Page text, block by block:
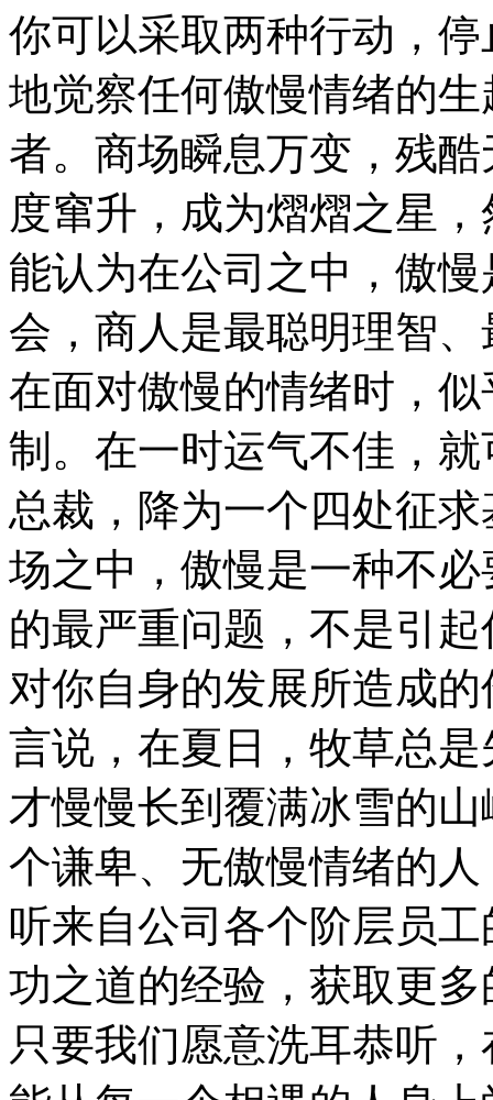
你可以采取两种行动，
地觉察任何傲慢情绪的
者。商场瞬息万变，残
度窜升，成为熠熠之星
能认为在公司之中，傲
会，商人是最聪明理智
在面对傲慢的情绪时，
制。在一时运气不佳，
总裁，降为一个四处征
场之中，傲慢是一种不
的最严重问题，不是引
对你自身的发展所造成
言说，在夏日，牧草总
才慢慢长到覆满冰雪的
个谦卑、无傲慢情绪的
听来自公司各个阶层员
功之道的经验，获取更
只要我们愿意洗耳恭听